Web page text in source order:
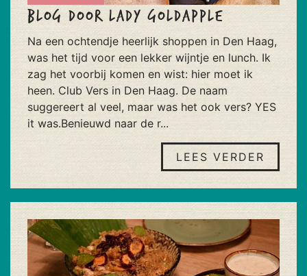
Blog door Lady Goldapple
Na een ochtendje heerlijk shoppen in Den Haag,
was het tijd voor een lekker wijntje en lunch. Ik
zag het voorbij komen en wist: hier moet ik
heen. Club Vers in Den Haag. De naam
suggereert al veel, maar was het ook vers? YES
it was.Benieuwd naar de r...
LEES VERDER